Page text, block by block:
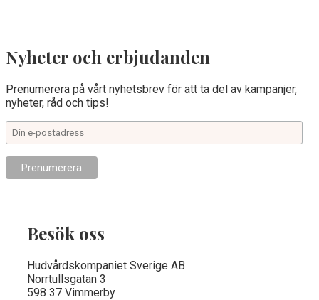
Nyheter och erbjudanden
Prenumerera på vårt nyhetsbrev för att ta del av kampanjer,
nyheter, råd och tips!
Besök oss
Hudvårdskompaniet Sverige AB
Norrtullsgatan 3
598 37 Vimmerby